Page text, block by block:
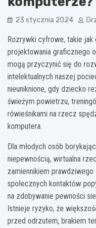
23 stycznia 2024
Rozrywki cyfrowe, takie
projektowania graficznego
mogą przyczynić się do
intelektualnych naszej
nieuniknione, gdy dziecko
świeżym powietrzu,
rówieśnikami na rzecz
komputera.
Dla młodych osób
niepewnością, wirtualna
zamiennikiem
społecznych kontaktów
na zdobywanie pewności
Istnieje ryzyko, że
przed odrzutem, brakiem